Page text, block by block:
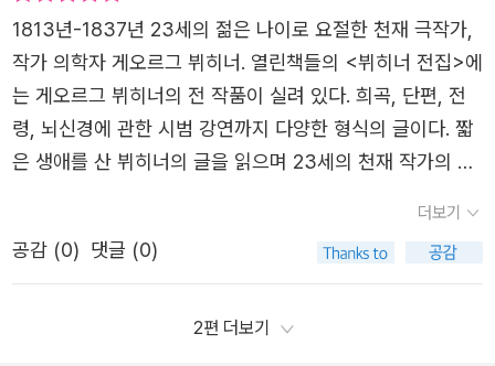
회를 비판하면서 민중 혁명을 강하게 주장한다. ㅡ [뇌신경
에 관한 시범 강연]은 뷔히너의 과학 논문이다. 그가 쓴 뇌에
대한 글을 읽으면서 고대시대에 철학에 기원을 둔 과학에 대
한 관점이 생각났다. 저자는 '합목적성'에 대해 얘기하면서
실존에 대해 언급한다. 존재하는 모든 것은 오직 스스로를
위해 존재하고, 개인의 육체적 실존은 근원 법칙(근원 현상)
의 발현이라는 견해를 따른다. 이에 관련한 내용은 많지 않
지만, 지구상 존재하는 개체는 그 자체와 행위만으로도 의미
폭력적인 착취, 정부 위원과 실무자들의 부정부패, 서민들의
끊긴 느낌이 들어서 뭐지? 싶어 찾아보았다. 알고 보니 뷔히
너의 미완성 희곡 작품이라고 한다. 그렇기에 연극에서 여러
내용으로 재탄생이 되기도 한다는 것 같다.마리의 행동도 부
도덕한 짓임이 분명하지만 보이체크의 살인은 그 어떤 이유
에서라도 용납될 수 없는 행동이라고 본다. 사회 부조리에
프구나, 당신들 불쌍한 악어 숭배자들이여! 당신들이 악어에
게 씌어 준 왕관은 당신들 본인에겐 자신의 몸을 짓누르는
가시 면류관이요, 당신들이 손에 쥐여 준 왕홀은 당신들을
징벌하는 채찍이요, 당신들이 앉힌 왕좌는 당신과 당신의 자
보이며 고결하게 말을 할 재주도 없고 자기 생각을 조리있게
표현하는 법도 모릅니다. 보이체크가 사회와 자기 자신으로
부터 소외되어 가는 과정은 사회의 책임도 있습니다. 우리가
세상에 태어나 존재하는 이유를 생각해 보는 일 작품을 통해
느낄 수 있었습니다. 사실 세상 모든 일이 지루함에서 나
온 게 아닐까! 삶의 무료함에 찌든 페터왕의 철부지 아들 레
옹스 왕자는 따분한 궁중 생활이 싫었고 왕위를 물려 받는
것도 부왕이 정해 준 공주와 결혼할 마음도 없었고 마음속에
의 작품중 유일한 희곡 레옹스와 레나는 안락한 현실에 젖어
어 있다. ​뷔히너 전집 Gesammelte Werke (1837년)게오
르그 뷔히너열린책들 세계문학 - 247열린책들​오늘날 그의
희곡들은 전 세계적으로 널리 공연되고 있으며, 전통적인 기
승전결을 벗어난 열린 형식과 낭만성을 벗어난 냉철한 사실
주의, 부조리와 소외 등 현대 연극의 주요한 특징들을 선구
을 연극으로 먼저 만났었는데, 게오르그 뷔히너의 문학은 이
해하지 못한 채로 프랑스 역사에 관한 시대극으로만 감상했
던 부끄러운 기억이 떠오른다. 이제서야(이제라도!) 『뷔히
너 전집』 을 찬찬히 읽었다. ​『뷔히너 전집』 에 수록된 희곡
1813년-1837년 23세의 젊은 나이로 요절한 천재 극작가,
작가 의학자 게오르그 뷔히너. 열린책들의 <뷔히너 전집>에
는 게오르그 뷔히너의 전 작품이 실려 있다. 희곡, 단편, 전
령, 뇌신경에 관한 시범 강연까지 다양한 형식의 글이다. 짧
은 생애를 산 뷔히너의 글을 읽으며 23세의 천재 작가의 재
시대에 태어나 부조리함에 저항할 수밖에 없는 운명이었다.
그렇기에 그의 언어는 필연적으로 은유와 풍자, 비판의 목소
특함이었다. <보이체크>외 일부 미완의 작품들은 거칠고 투
더보기
공감 (0) 댓글 (0)
2편 더보기